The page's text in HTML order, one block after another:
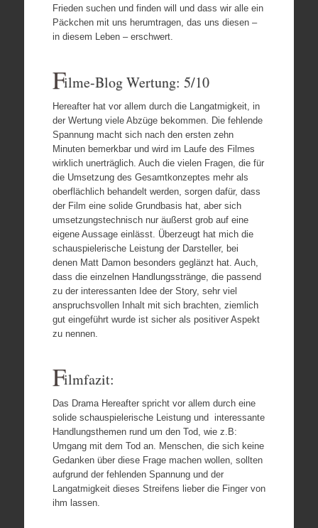
Frieden suchen und finden will und dass wir alle ein
Päckchen mit uns herumtragen, das uns diesen –
in diesem Leben – erschwert.
Filme-Blog Wertung: 5/10
Hereafter hat vor allem durch die Langatmigkeit, in
der Wertung viele Abzüge bekommen. Die fehlende
Spannung macht sich nach den ersten zehn
Minuten bemerkbar und wird im Laufe des Filmes
wirklich unerträglich. Auch die vielen Fragen, die für
die Umsetzung des Gesamtkonzeptes mehr als
oberflächlich behandelt werden, sorgen dafür, dass
der Film eine solide Grundbasis hat, aber sich
umsetzungstechnisch nur äußerst grob auf eine
eigene Aussage einlässt. Überzeugt hat mich die
schauspielerische Leistung der Darsteller, bei
denen Matt Damon besonders geglänzt hat. Auch,
dass die einzelnen Handlungsstränge, die passend
zu der interessanten Idee der Story, sehr viel
anspruchsvollen Inhalt mit sich brachten, ziemlich
gut eingeführt wurde ist sicher als positiver Aspekt
zu nennen.
Filmfazit:
Das Drama Hereafter spricht vor allem durch eine
solide schauspielerische Leistung und interessante
Handlungsthemen rund um den Tod, wie z.B:
Umgang mit dem Tod an. Menschen, die sich keine
Gedanken über diese Frage machen wollen, sollten
aufgrund der fehlenden Spannung und der
Langatmigkeit dieses Streifens lieber die Finger von
ihm lassen.